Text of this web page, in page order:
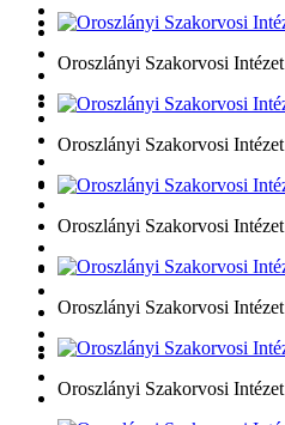
Oroszlányi Szakorvosi Intézet
Oroszlányi Szakorvosi Intézet
Oroszlányi Szakorvosi Intézet
Oroszlányi Szakorvosi Intézet
Oroszlányi Szakorvosi Intézet